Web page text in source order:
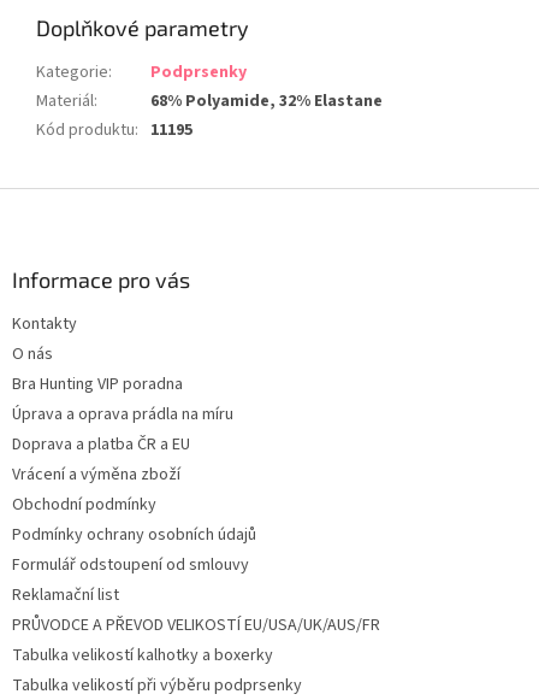
Doplňkové parametry
Kategorie:
Podprsenky
Materiál:
68% Polyamide, 32% Elastane
Kód produktu: 11195
Informace pro vás
Kontakty
O nás
Bra Hunting VIP poradna
Úprava a oprava prádla na míru
Doprava a platba ČR a EU
Vrácení a výměna zboží
Obchodní podmínky
Podmínky ochrany osobních údajů
Formulář odstoupení od smlouvy
Reklamační list
PRŮVODCE A PŘEVOD VELIKOSTÍ EU/USA/UK/AUS/FR
Tabulka velikostí kalhotky a boxerky
Tabulka velikostí při výběru podprsenky